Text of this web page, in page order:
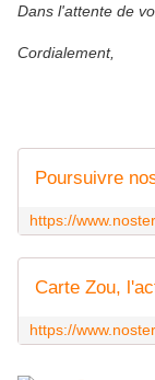
Dans l'attente de
Cordialement,